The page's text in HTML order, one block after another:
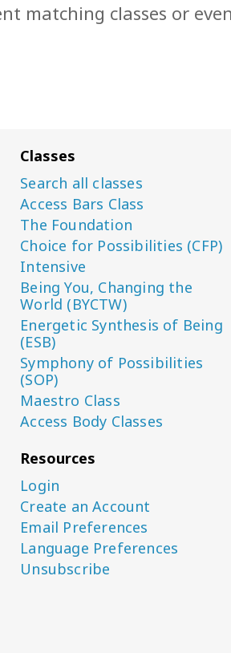
matching classes or
Classes
Search all classes
Access Bars Class
The Foundation
Choice for Possibilities (CFP)
Intensive
Being You, Changing the
World (BYCTW)
Energetic Synthesis of Being
(ESB)
Symphony of Possibilities
(SOP)
Maestro Class
Access Body Classes
Resources
Login
Create an Account
Email Preferences
Language Preferences
Unsubscribe